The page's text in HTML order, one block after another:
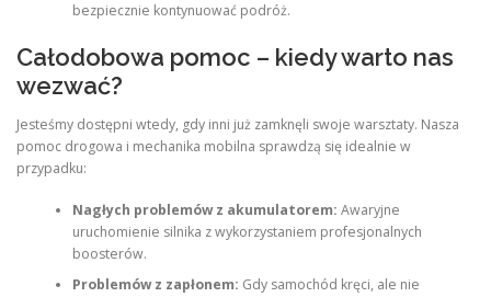
bezpiecznie kontynuować podróż.
Całodobowa pomoc – kiedy warto nas
wezwać?
Jesteśmy dostępni wtedy, gdy inni już zamknęli swoje warsztaty. Nasza
pomoc drogowa i mechanika mobilna sprawdzą się idealnie w
przypadku:
Nagłych problemów z akumulatorem: Awaryjne
uruchomienie silnika z wykorzystaniem profesjonalnych
boosterów.
Problemów z zapłonem: Gdy samochód kręci, ale nie